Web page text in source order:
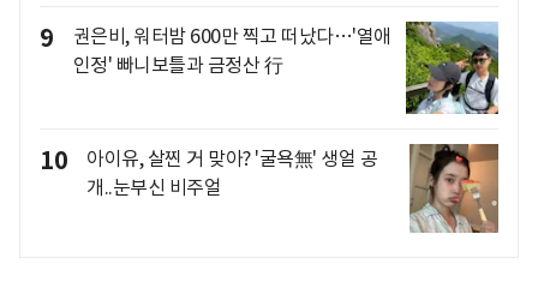
9
권은비, 워터밤 600만 찍고 떠났다…'열애
인정' 빠니보틀과 금정산 行
10
아이유, 살찐 거 맞아? '굴욕無' 생얼 공
개..눈부신 비주얼